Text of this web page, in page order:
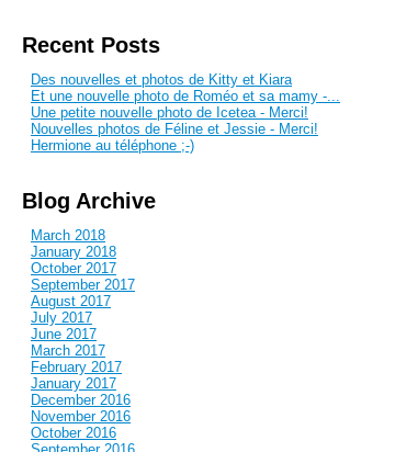
Recent Posts
Des nouvelles et photos de Kitty et Kiara
Et une nouvelle photo de Roméo et sa mamy -...
Une petite nouvelle photo de Icetea - Merci!
Nouvelles photos de Féline et Jessie - Merci!
Hermione au téléphone ;-)
Blog Archive
March 2018
January 2018
October 2017
September 2017
August 2017
July 2017
June 2017
March 2017
February 2017
January 2017
December 2016
November 2016
October 2016